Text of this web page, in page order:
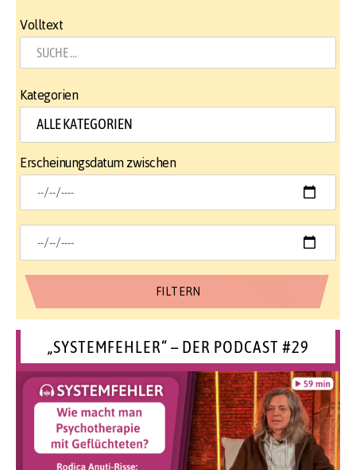
Volltext
Kategorien
Erscheinungsdatum zwischen
„SYSTEMFEHLER“ – DER PODCAST #29